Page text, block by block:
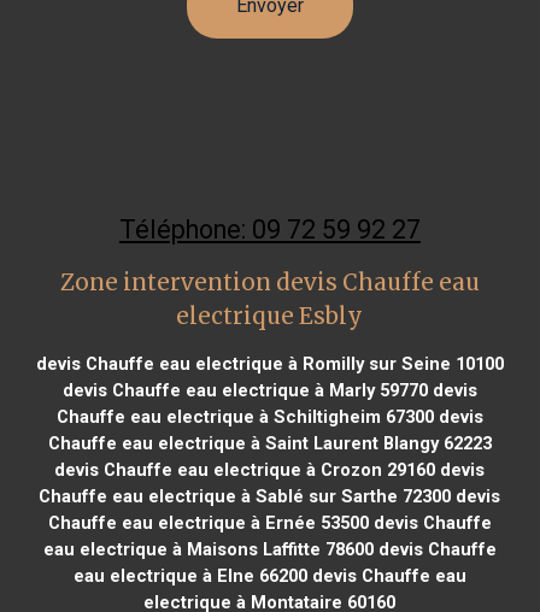
Téléphone: 09 72 59 92 27
Zone intervention devis Chauffe eau
electrique Esbly
devis Chauffe eau electrique à Romilly sur Seine 10100
devis Chauffe eau electrique à Marly 59770devis
Chauffe eau electrique à Schiltigheim 67300devis
Chauffe eau electrique à Saint Laurent Blangy 62223
devis Chauffe eau electrique à Crozon 29160 devis
Chauffe eau electrique à Sablé sur Sarthe 72300 devis
Chauffe eau electrique à Ernée 53500devis Chauffe
eau electrique à Maisons Laffitte 78600devis Chauffe
eau electrique à Elne 66200devis Chauffe eau
electrique à Montataire 60160